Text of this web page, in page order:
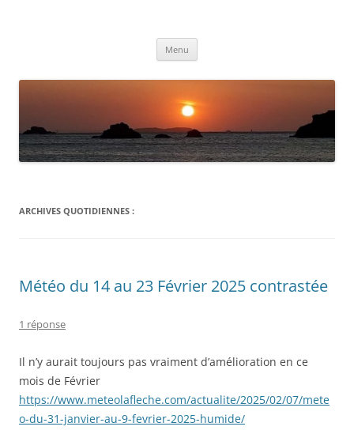
Menu
ARCHIVES QUOTIDIENNES :
Météo du 14 au 23 Février 2025 contrastée
1 réponse
Il n’y aurait toujours pas vraiment d’amélioration en ce
mois de Février
https://www.meteolafleche.com/actualite/2025/02/07/mete
o-du-31-janvier-au-9-fevrier-2025-humide/